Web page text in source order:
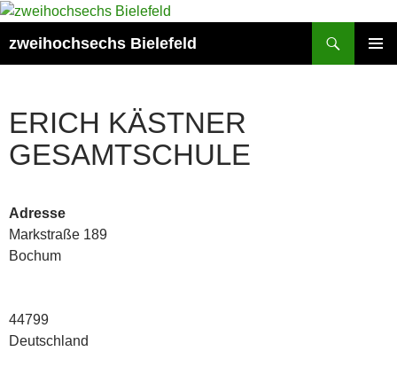
Zum
springen
zweihochsechs Bielefeld
ERICH KÄSTNER
GESAMTSCHULE
Adresse
Markstraße 189
Bochum
44799
Deutschland